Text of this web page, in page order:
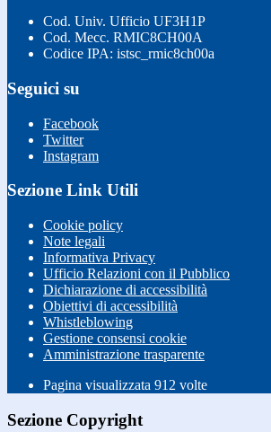
Cod. Univ. Ufficio UF3H1P
Cod. Mecc. RMIC8CH00A
Codice IPA: istsc_rmic8ch00a
Seguici su
Facebook
Twitter
Instagram
Sezione Link Utili
Cookie policy
Note legali
Informativa Privacy
Ufficio Relazioni con il Pubblico
Dichiarazione di accessibilità
Obiettivi di accessibilità
Whistleblowing
Gestione consensi cookie
Amministrazione trasparente
Pagina visualizzata 912 volte
Sezione Copyright